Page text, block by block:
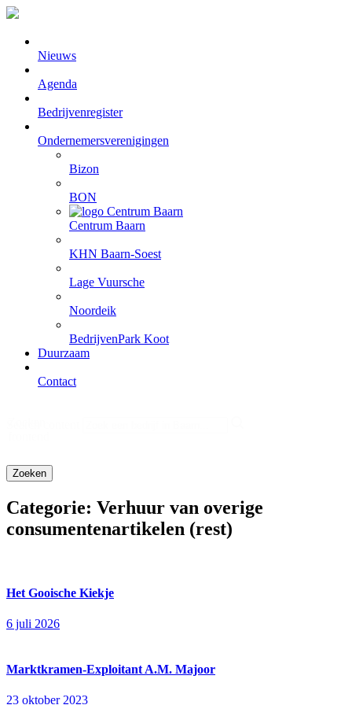
Nieuws
Agenda
Bedrijvenregister
Ondernemersverenigingen
Bizon
BON
Centrum Baarn
KHN Baarn-Soest
Lage Vuursche
Noordeik
BedrijvenPark Koot
Duurzaam
Contact
Categorie: Verhuur van overige
consumentenartikelen (rest)
Het Gooische Kiekje
6 juli 2026
Marktkramen-Exploitant A.M. Majoor
23 oktober 2023